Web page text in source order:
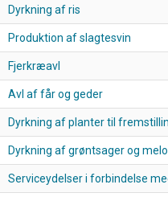
Dyrkning af ris
Produktion af slagtesvin
Fjerkræavl
Avl af får og geder
Dyrkning af planter til
Dyrkning af grøntsager og
Serviceydelser i forbindelse